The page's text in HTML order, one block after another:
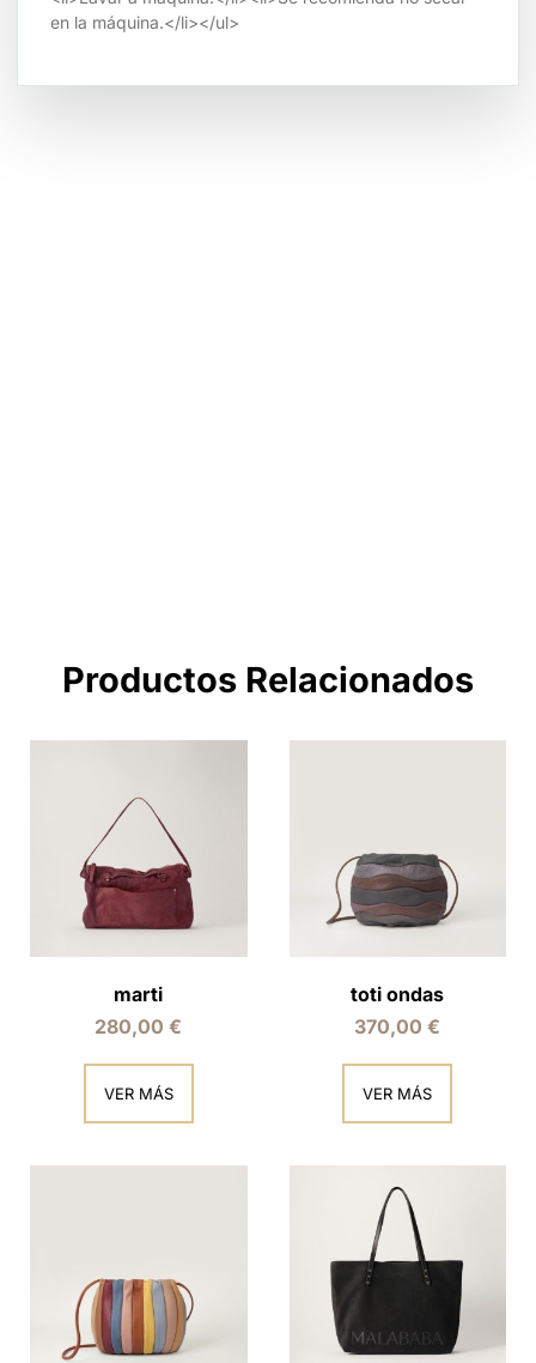
en la máquina.</li></ul>
Productos Relacionados
marti
280,00€
VER MÁS
toti ondas
370,00€
VER MÁS